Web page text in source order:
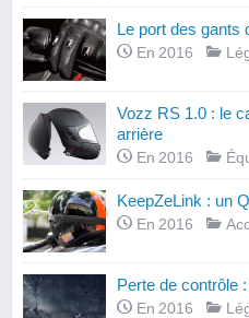
Le port des gants
En 2016
Vozz RS 1.0 : le
arrière
En 2016
KeepZeLink : un
En 2016
Perte de contrôle
En 2016